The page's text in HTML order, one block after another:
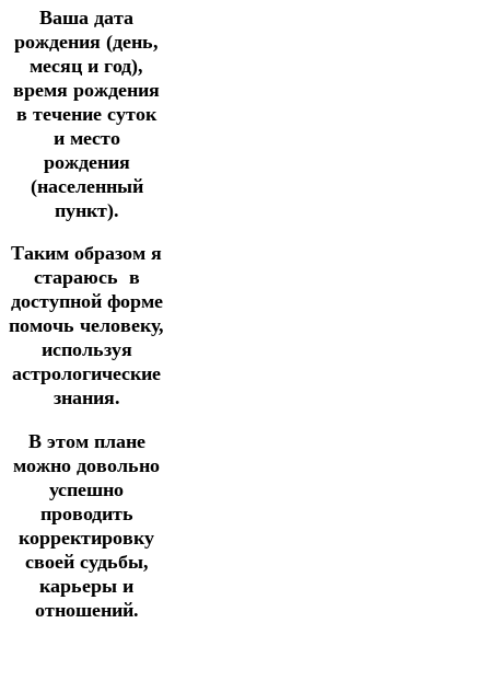
Ваша дата
рождения (день,
месяц и год),
время рождения
в течение суток
и место
рождения
(населенный
пункт).
Таким образом я
стараюсь в
доступной форме
помочь человеку,
используя
астрологические
знания.
В этом плане
можно довольно
успешно
проводить
корректировку
своей судьбы,
карьеры и
отношений.